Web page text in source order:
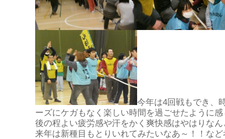
今年は4回戦もでき、
ーズにケガもなく楽しい時間を過ごせたように
後の程よい疲労感や汗をかく爽快感はやはりな
来年は新種目もとりいれてみたいなあ～！！な